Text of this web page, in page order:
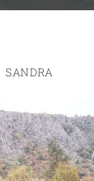
SANDRA